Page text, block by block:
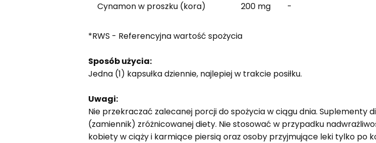
Cynamon w proszku (kora)
200 mg -
*RWS - Referencyjna wartość spożycia
Sposób użycia:
Jedna (1) kapsułka dziennie, najlepiej w trakcie posiłku.
Uwagi:
Nie przekraczać zalecanej porcji do spożycia w ciągu dnia.
(zamiennik) zróżnicowanej diety. Nie stosować w przypadku
kobiety w ciąży i karmiące piersią oraz osoby przyjmujące leki tylko po